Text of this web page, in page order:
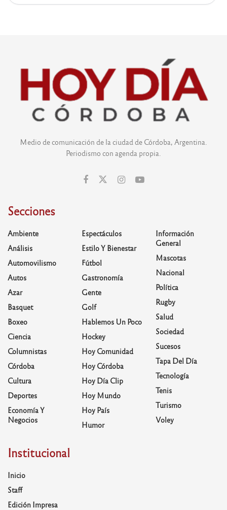
Medio de comunicación de la ciudad de Córdoba, Argentina.
Periodismo con agenda propia.
Secciones
Ambiente
Análisis
Automovilismo
Autos
Azar
Basquet
Boxeo
Ciencia
Columnistas
Córdoba
Cultura
Deportes
Economía Y
Negocios
Espectáculos
Estilo Y Bienestar
Fútbol
Gastronomía
Gente
Golf
Hablemos Un Poco
Hockey
Hoy Comunidad
Hoy Córdoba
Hoy Día Clip
Hoy Mundo
Hoy País
Humor
Información
General
Mascotas
Nacional
Política
Rugby
Salud
Sociedad
Sucesos
Tapa Del Día
Tecnología
Tenis
Turismo
Voley
Institucional
Inicio
Staff
Edición Impresa